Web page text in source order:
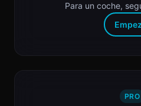
Para un coche,
PRO